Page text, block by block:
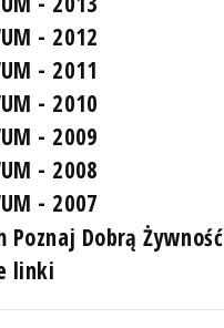
- 2012
- 2011
- 2010
- 2009
- 2008
- 2007
Poznaj Dobrą Żywność
linki